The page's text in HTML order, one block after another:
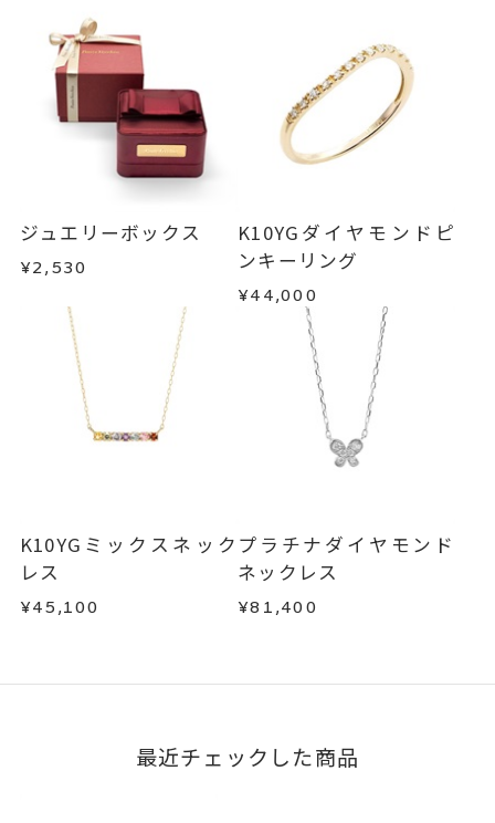
ジュエリーボックス
¥2,530
K10YGダイヤモンドピ
ンキーリング
¥44,000
K10YGミックスネック
レス
¥45,100
プラチナダイヤモンド
ネックレス
¥81,400
最近チェックした商品